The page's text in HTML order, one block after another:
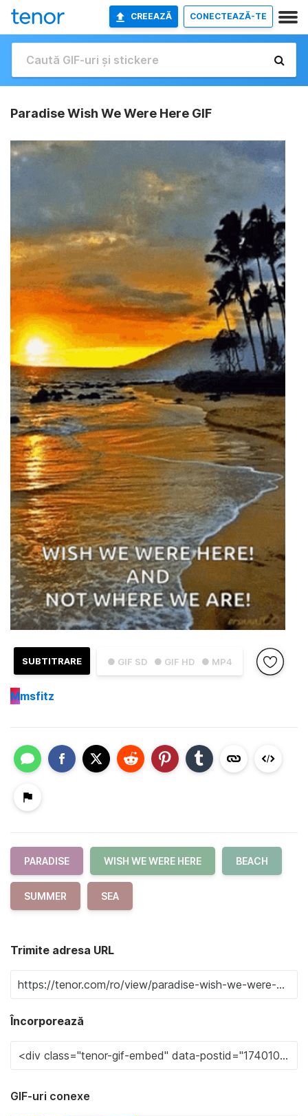
CREEAZĂ CONECTEAZĂ-TE
Paradise Wish We Were Here GIF
● GIF SD ● GIF HD ● MP4
SUBTITRARE
Mmsfitz
PARADISE WISH WE WERE HERE BEACH
SUMMER SEA
Trimite adresa URL
Încorporează
GIF-uri conexe